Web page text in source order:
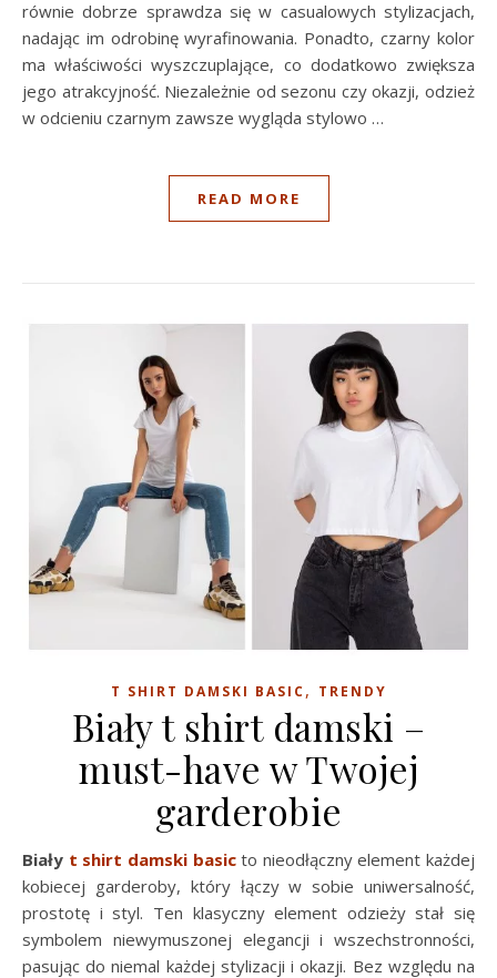
równie dobrze sprawdza się w casualowych stylizacjach,
nadając im odrobinę wyrafinowania. Ponadto, czarny kolor
ma właściwości wyszczuplające, co dodatkowo zwiększa
jego atrakcyjność. Niezależnie od sezonu czy okazji, odzież
w odcieniu czarnym zawsze wygląda stylowo …
READ MORE
T SHIRT DAMSKI BASIC, TRENDY
Biały t shirt damski –
must-have w Twojej
garderobie
Biały t shirt damski basicto nieodłączny element każdej
kobiecej garderoby, który łączy w sobie uniwersalność,
prostotę i styl. Ten klasyczny element odzieży stał się
symbolem niewymuszonej elegancji i wszechstronności,
pasując do niemal każdej stylizacji i okazji. Bez względu na